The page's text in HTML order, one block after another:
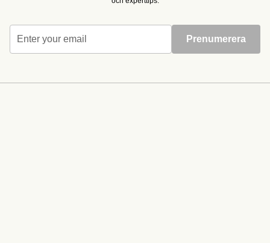
Enter your email Prenumerera